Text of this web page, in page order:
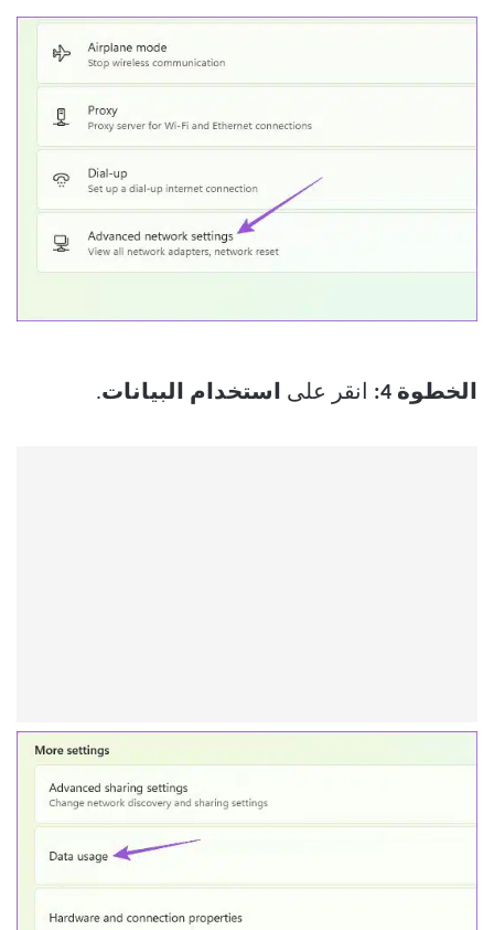
الخطوة 4: انقر على استخدام البيانات.